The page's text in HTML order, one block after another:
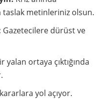
metinleriniz olsun.
Gazetecilere dürüst ve
yalan ortaya çıktığında
yol açıyor.